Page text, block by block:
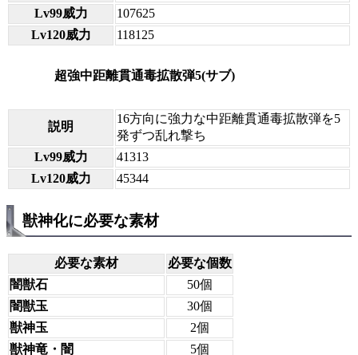
Lv99威力
107625
Lv120威力
118125
超強中距離貫通毒拡散弾5(サブ)
説明
16方向に強力な中距離貫通毒拡散弾を5
発ずつ乱れ撃ち
Lv99威力
41313
Lv120威力
45344
獣神化に必要な素材
必要な素材
必要な個数
闇獣石
50個
闇獣玉
30個
獣神玉
2個
獣神竜・闇
5個